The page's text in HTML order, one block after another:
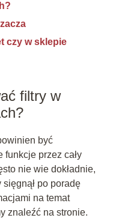
czy w sklepie
filtry w
być
funkcje przez cały
nie wie dokładnie,
po poradę
na temat
znaleźć na stronie.